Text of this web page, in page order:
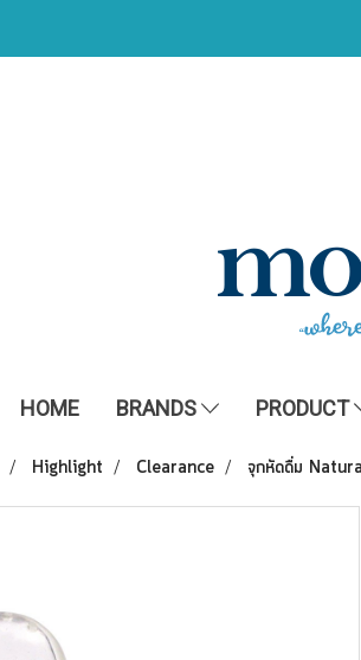
HOME BRANDS PRODUCT
Highlight Clearance จุกหัดดื่ม